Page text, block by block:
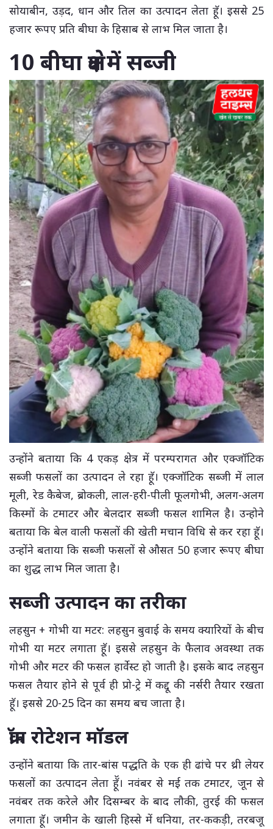
सोयाबीन, उड़द, धान और तिल का उत्पादन लेता हॅू। इससे 25
हजार रूपए प्रति बीघा के हिसाब से लाभ मिल जाता है।
10 बीघा क्षेत्र में सब्जी
उन्होंने बताया कि 4 एकड़ क्षेत्र में परम्परागत और एक्जॉटिक
सब्जी फसलों का उत्पादन ले रहा हॅू। एक्जॉटिक सब्जी में लाल
मूली, रेड कैबेज, ब्रोकली, लाल-हरी-पीली फूलगोभी, अलग-अलग
किस्मों के टमाटर और बेलदार सब्जी फसल शामिल है। उन्होने
बताया कि बेल वाली फसलों की खेती मचान विधि से कर रहा हॅू।
उन्होंने बताया कि सब्जी फसलों से औसत 50 हजार रूपए बीघा
का शुद्ध लाभ मिल जाता है।
सब्जी उत्पादन का तरीका
लहसुन + गोभी या मटर: लहसुन बुवाई के समय क्यारियों के बीच
गोभी या मटर लगाता हॅू। इससे लहसुन के फैलाव अवस्था तक
गोभी और मटर की फसल हार्वेस्ट हो जाती है। इसके बाद लहसुन
फसल तैयार होने से पूर्व ही प्रो-ट्रे में कद्दू की नर्सरी तैयार रखता
हॅू। इससे 20-25 दिन का समय बच जाता है।
क्रॉप रोटेशन मॉडल
उन्होंने बताया कि तार-बांस पद्धति के एक ही ढांचे पर थ्री लेयर
फसलों का उत्पादन लेता हॅॅू। नवंबर से मई तक टमाटर, जून से
नवंबर तक करेले और दिसम्बर के बाद लौकी, तुरई की फसल
लगाता हॅू। जमीन के खाली हिस्से में धनिया, तर-ककड़ी, तरबजू